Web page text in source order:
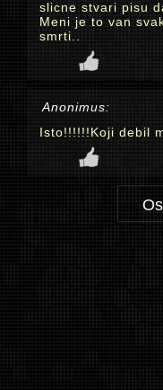
slicne stvari pisu
Meni je to van
smrti..
Anonimus:
Isto!!!!!!Koji debil